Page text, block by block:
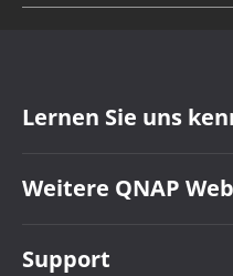
Lernen Sie uns
Weitere QNAP
Support